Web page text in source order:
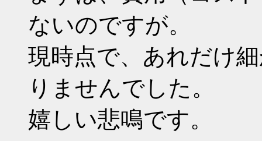
ないのですが。
現時点で、あれだけ
りませんでした。
嬉しい悲鳴です。